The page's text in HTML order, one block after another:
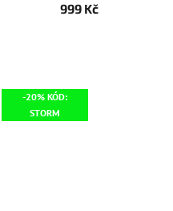
999 Kč
-20% KÓD:
STORM